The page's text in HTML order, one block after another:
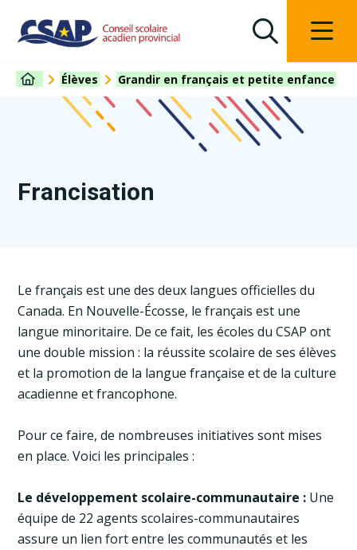
Élèves Grandir en français et petite enfance
Francisation
Le français est une des deux langues officielles du
Canada. En Nouvelle-Écosse, le français est une
langue minoritaire. De ce fait, les écoles du CSAP ont
une double mission : la réussite scolaire de ses élèves
et la promotion de la langue française et de la culture
acadienne et francophone.
Pour ce faire, de nombreuses initiatives sont mises
en place. Voici les principales :
Le développement scolaire-communautaire : Une
équipe de 22 agents scolaires-communautaires
assure un lien fort entre les communautés et les